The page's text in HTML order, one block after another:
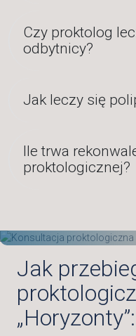
Czy proktolog
odbytnicy?
Jak leczy się
Ile trwa
proktologicznej?
Jak
„Horyzonty”: